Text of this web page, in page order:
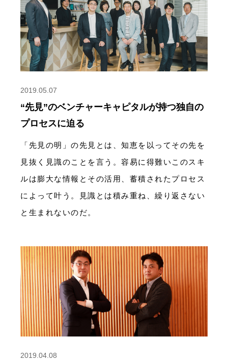
2019.05.07
“先見”のベンチャーキャピタルが持つ独自の
プロセスに迫る
「先見の明」の先見とは、知恵を以ってその先を
見抜く見識のことを言う。容易に得難いこのスキ
ルは膨大な情報とその活用、蓄積されたプロセス
によって叶う。見識とは積み重ね、繰り返さない
と生まれないのだ。
2019.04.08